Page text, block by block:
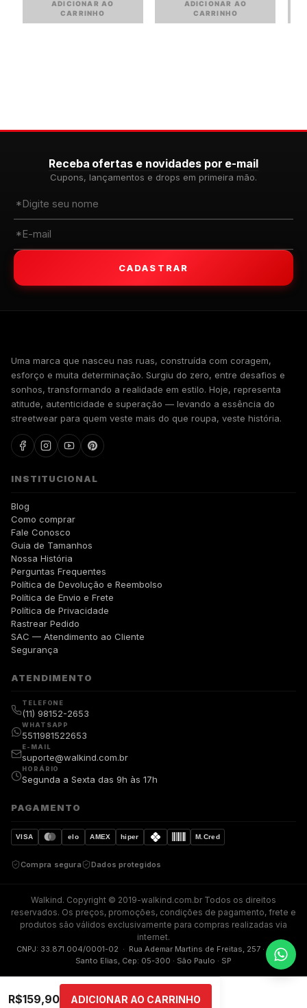
ADICIONAR AO
CARRINHO
ADICIONAR AO
CARRINHO
Receba ofertas e novidades por e-mail
Cupons, lançamentos e drops em primeira mão.
CADASTRAR
Uma marca que nasceu nas ruas, construída com coragem,
esforço e muita determinação. Surgiu do zero, entre desafios e
sonhos, transformando a realidade em estilo. Hoje, representa
atitude, autenticidade e superação — levando a essência do
streetwear para quem veste mais do que roupa, veste história.
INSTITUCIONAL
Blog
Como comprar
Fale Conosco
Guia de Tamanhos
Nossa História
Perguntas Frequentes
Política de Devolução e Reembolso
Política de Envio e Frete
Política de Privacidade
Rastrear Pedido
SAC — Atendimento ao Cliente
Segurança
ATENDIMENTO
TELEFONE
(11) 98152-2653
WHATSAPP
5511981522653
E-MAIL
suporte@walkind.com.br
HORÁRIO
Segunda a Sexta das 9h às 17h
PAGAMENTO
VISA elo AMEX hiper M.Cred
Compra segura Dados protegidos
Walkind. Copyright © 2019-walkind.com.br Todos os direitos
reservados. Os preços, promoções, condições de pagamento, frete e
produtos são válidos exclusivamente para compras realizadas via
internet.
CNPJ: 33.871.004/0001-02 · Rua Ademar Martins de Freitas, 257 · Jardim
Santo Elias, Cep: 05-300 · São Paulo · SP
R$159,90 ADICIONAR AO CARRINHO